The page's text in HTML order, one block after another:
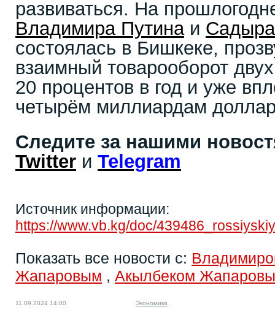
развиваться. На
Владимира Путинаи
состоялась в Бишкеке,
взаимный товарооборот
20 процентов в год и уже
четырём миллиардам
Следите за нашими
Twitter и Telegram
Источник информации:
https://www.vb.kg/doc/
Показать все новости с:
Жапаровым , Акылбеком
11.09.2024 14:00 Экономика